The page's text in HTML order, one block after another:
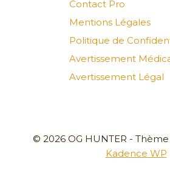
Contact Pro
Mentions Légales
Politique de
Avertissement
Avertissement Légal
© 2026 OG HUNTER -
Kadence WP